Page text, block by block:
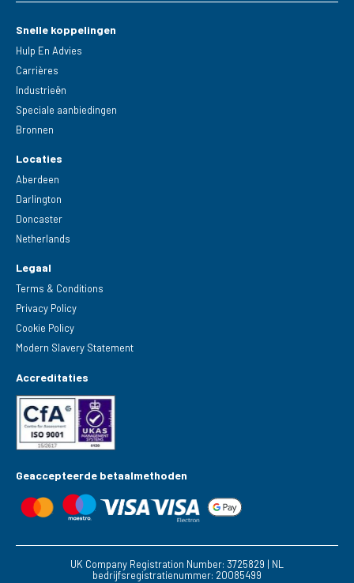
Snelle koppelingen
Hulp En Advies
Carrières
Industrieën
Speciale aanbiedingen
Bronnen
Locaties
Aberdeen
Darlington
Doncaster
Netherlands
Legaal
Terms & Conditions
Privacy Policy
Cookie Policy
Modern Slavery Statement
Accreditaties
Geaccepteerde betaalmethoden
UK Company Registration Number: 3725829 | NL
bedrijfsregistratienummer: 20085499